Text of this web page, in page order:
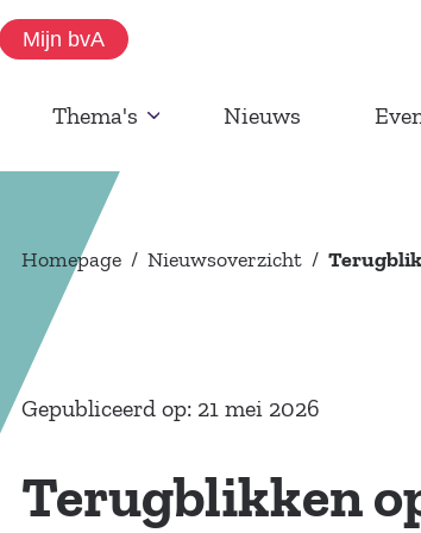
Mijn bvA
Thema's Nieuws
Homepage / Nieuwsoverzicht /
Gepubliceerd op: 21 mei 2026
Terugblikken